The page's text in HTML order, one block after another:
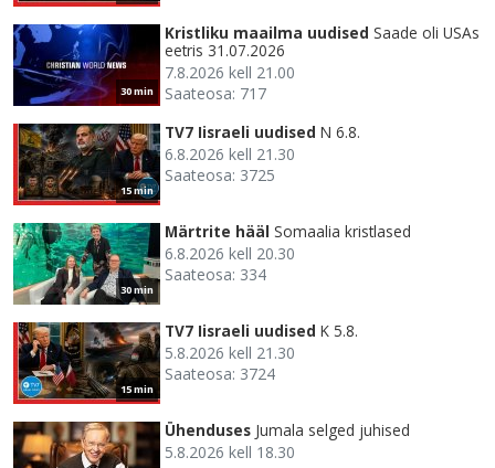
30 min
Kristliku maailma uudised Saade oli USAs
eetris 31.07.2026
7.8.2026 kell 21.00
Saateosa: 717
15 min
TV7 Iisraeli uudised N 6.8.
6.8.2026 kell 21.30
Saateosa: 3725
30 min
Märtrite hääl Somaalia kristlased
6.8.2026 kell 20.30
Saateosa: 334
15 min
TV7 Iisraeli uudised K 5.8.
5.8.2026 kell 21.30
Saateosa: 3724
Ühenduses Jumala selged juhised
5.8.2026 kell 18.30